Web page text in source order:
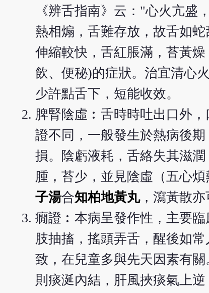
《辨舌指南》云："心火亢盛
熱相煽，舌難存放，故舌如
伸縮較快，舌紅脹滿，苔黃
飲、便秘)的症狀。治宜清心
少許點舌下，短能收效。
脾腎陰虛︰舌時時吐出口外
證不同，一般發生於熱病後
損。陰虧液耗，舌絡失其滋
腫，苔少，並見陰虛（五心
子湯合知柏地黃丸，瀉黃散亦
癇證︰本病呈發作性，主要
肢抽搐，搖頭弄舌，醒後如
致，在兒童多與先天因素有
則痰涎內結，肝風挾痰氣上